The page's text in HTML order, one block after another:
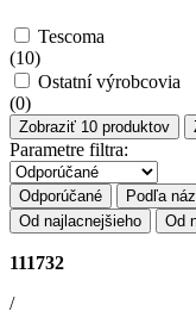
Tescoma
(10)
Ostatní výrobcovia
(0)
Zobraziť 10 produktov
Parametre filtra:
Odporúčané Podľa
Od najlacnejšieho
Od
111732
/